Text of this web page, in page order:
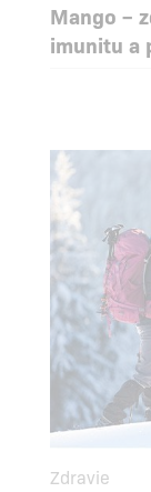
Mango –
imunitu a
Zdravie